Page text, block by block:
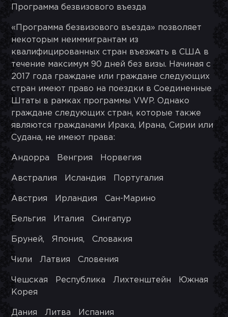
Программа безвизового въезда
«Программа безвизового въезда» позволяет
некоторым неиммигрантам из
квалифицированных стран въезжать в США в
течение максимум 90 дней без визы. Начиная с
2017 года граждане или граждане следующих
стран имеют право на поездки в Соединенные
Штаты в рамках программы VWP. Однако
граждане следующих стран, которые также
являются гражданами Ирака, Ирана, Сирии или
Судана, не имеют права:
Андорра Венгрия Норвегия
Австралия Исландия Португалия
Австрия Ирландия Сан-Марино
Бельгия Италия Сингапур
Бруней, Япония, Словакия
Чили Латвия Словения
Чешская Республика Лихтенштейн Южная
Корея
Дания Литва Испания